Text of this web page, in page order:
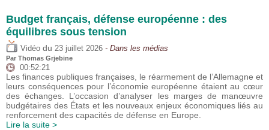
Budget français, défense européenne : des
équilibres sous tension
Vidéo du 23 juillet 2026 - Dans les médias
Par Thomas Grjebine
00:52:21
Les finances publiques françaises, le réarmement de l’Allemagne et
leurs conséquences pour l’économie européenne étaient au cœur
des échanges. L’occasion d’analyser les marges de manœuvre
budgétaires des États et les nouveaux enjeux économiques liés au
renforcement des capacités de défense en Europe.
Lire la suite >